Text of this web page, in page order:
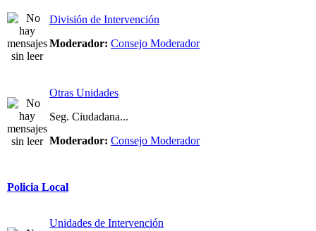
División de Intervención
Moderador: Consejo Moderador
Otras Unidades
Seg. Ciudadana...
Moderador: Consejo Moderador
Policia Local
Unidades de Intervención